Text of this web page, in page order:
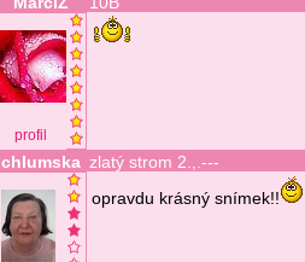
profil
chlumska zlatý strom 2.,.---
opravdu krásný snímek!!